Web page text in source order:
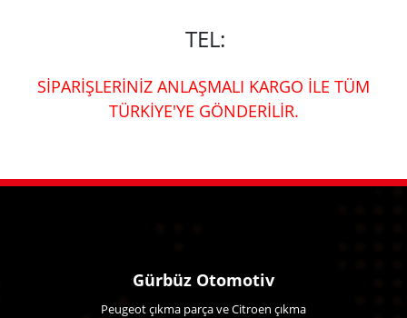
TEL:
SİPARİŞLERİNİZ ANLAŞMALI KARGO İLE TÜM
TÜRKİYE'YE GÖNDERİLİR.
Gürbüz Otomotiv
Peugeot çıkma parça ve Citroen çıkma